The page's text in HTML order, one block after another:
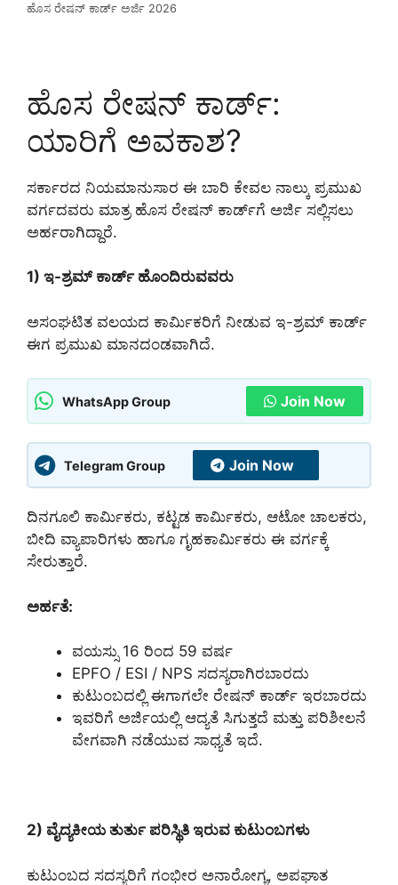
ಹೊಸ ರೇಷನ್ ಕಾರ್ಡ್ ಅರ್ಜಿ 2026
ಹೊಸ ರೇಷನ್ ಕಾರ್ಡ್:
ಯಾರಿಗೆ ಅವಕಾಶ?
ಸರ್ಕಾರದ ನಿಯಮಾನುಸಾರ ಈ ಬಾರಿ ಕೇವಲ ನಾಲ್ಕು ಪ್ರಮುಖ
ವರ್ಗದವರು ಮಾತ್ರ ಹೊಸ ರೇಷನ್ ಕಾರ್ಡ್‌ಗೆ ಅರ್ಜಿ ಸಲ್ಲಿಸಲು
ಅರ್ಹರಾಗಿದ್ದಾರೆ.
1) ಇ-ಶ್ರಮ್ ಕಾರ್ಡ್ ಹೊಂದಿರುವವರು
ಅಸಂಘಟಿತ ವಲಯದ ಕಾರ್ಮಿಕರಿಗೆ ನೀಡುವ ಇ-ಶ್ರಮ್ ಕಾರ್ಡ್
ಈಗ ಪ್ರಮುಖ ಮಾನದಂಡವಾಗಿದೆ.
WhatsApp Group Join Now
Telegram Group Join Now
ದಿನಗೂಲಿ ಕಾರ್ಮಿಕರು, ಕಟ್ಟಡ ಕಾರ್ಮಿಕರು, ಆಟೋ ಚಾಲಕರು,
ಬೀದಿ ವ್ಯಾಪಾರಿಗಳು ಹಾಗೂ ಗೃಹಕಾರ್ಮಿಕರು ಈ ವರ್ಗಕ್ಕೆ
ಸೇರುತ್ತಾರೆ.
ಅರ್ಹತೆ:
ವಯಸ್ಸು 16 ರಿಂದ 59 ವರ್ಷ
EPFO / ESI / NPS ಸದಸ್ಯರಾಗಿರಬಾರದು
ಕುಟುಂಬದಲ್ಲಿ ಈಗಾಗಲೇ ರೇಷನ್ ಕಾರ್ಡ್ ಇರಬಾರದು
ಇವರಿಗೆ ಅರ್ಜಿಯಲ್ಲಿ ಆದ್ಯತೆ ಸಿಗುತ್ತದೆ ಮತ್ತು ಪರಿಶೀಲನೆ
ವೇಗವಾಗಿ ನಡೆಯುವ ಸಾಧ್ಯತೆ ಇದೆ.
2) ವೈದ್ಯಕೀಯ ತುರ್ತು ಪರಿಸ್ಥಿತಿ ಇರುವ ಕುಟುಂಬಗಳು
ಕುಟುಂಬದ ಸದಸ್ಯರಿಗೆ ಗಂಭೀರ ಅನಾರೋಗ್ಯ, ಅಪಘಾತ